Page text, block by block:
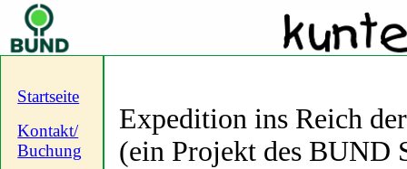
Startseite
Kontakt/
Buchung
Expedition ins Reich
(ein Projekt des BUND